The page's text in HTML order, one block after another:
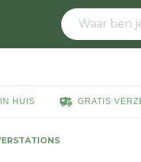
HUIS GRATIS